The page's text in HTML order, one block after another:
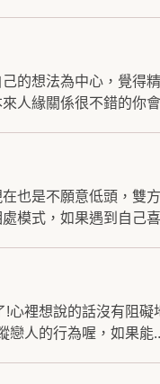
的想法為中心，覺得
人緣關係很不錯的你
也是不願意低頭，雙
模式，如果遇到自己
裡想說的話沒有阻
戀人的行為喔，如果能